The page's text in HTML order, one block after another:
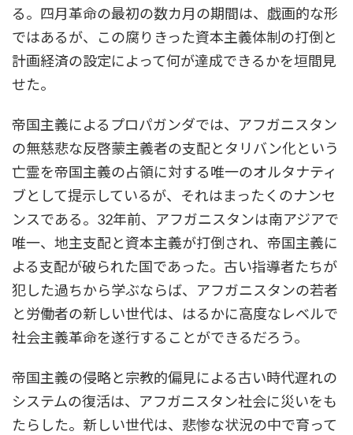
る。四月革命の最初の数カ月の期間は、戯画的な形
ではあるが、この腐りきった資本主義体制の打倒と
計画経済の設定によって何が達成できるかを垣間見
せた。
帝国主義によるプロパガンダでは、アフガニスタン
の無慈悲な反啓蒙主義者の支配とタリバン化という
亡霊を帝国主義の占領に対する唯一のオルタナティ
ブとして提示しているが、それはまったくのナンセ
ンスである。32年前、アフガニスタンは南アジアで
唯一、地主支配と資本主義が打倒され、帝国主義に
よる支配が破られた国であった。古い指導者たちが
犯した過ちから学ぶならば、アフガニスタンの若者
と労働者の新しい世代は、はるかに高度なレベルで
社会主義革命を遂行することができるだろう。
帝国主義の侵略と宗教的偏見による古い時代遅れの
システムの復活は、アフガニスタン社会に災いをも
たらした。新しい世代は、悲惨な状況の中で育って